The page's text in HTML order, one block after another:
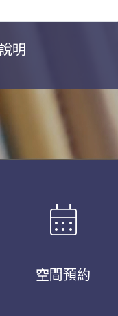
明
calendar_month
空間預約